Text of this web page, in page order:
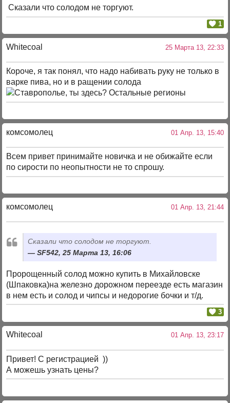
Сказали что солодом не торгуют.
1
Whitecoal 25 Марта 13, 22:33
Короче, я так понял, что надо набивать руку не только в
варке пива, но и в ращении солода
комсомолец 01 Апр. 13, 15:40
Всем привет принимайте новичка и не обижайте если
по сирости по неопытности не то спрошу.
комсомолец 01 Апр. 13, 21:44
Сказали что солодом не торгуют.
SF542, 25 Марта 13, 16:06
Пророщенный солод можно купить в Михайловске
(Шпаковка)на железно дорожном переезде есть магазин
в нем есть и солод и чипсы и недорогие бочки и т/д.
3
Whitecoal 01 Апр. 13, 23:17
Привет! С регистрацией ))
А можешь узнать цены?